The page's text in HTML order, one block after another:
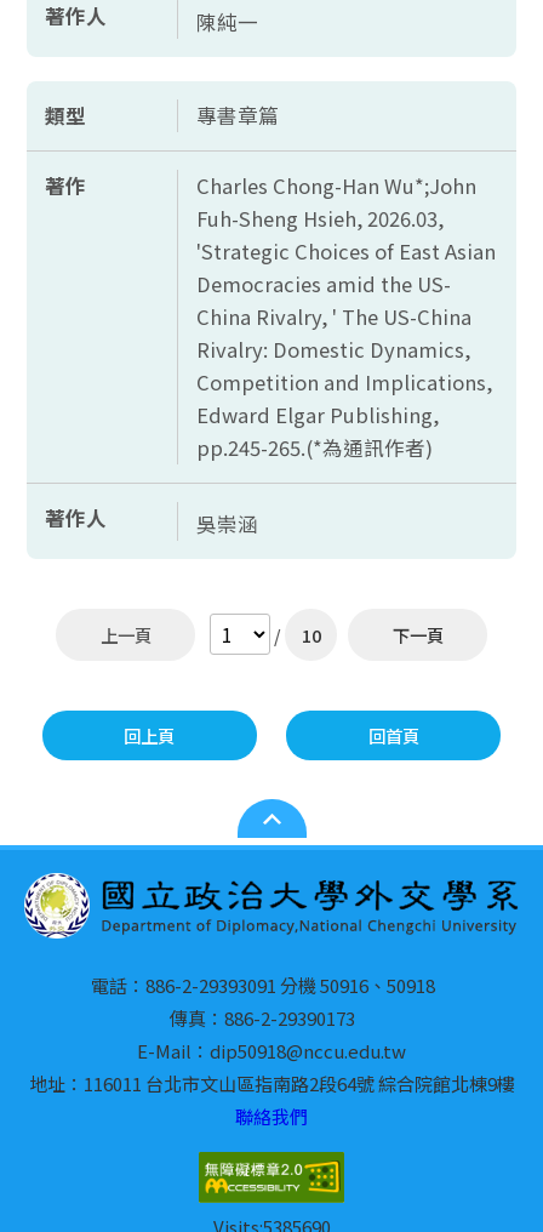
著作人 陳純一
類型 專書章篇
著作
Charles Chong-Han Wu*;John
Fuh-Sheng Hsieh, 2026.03,
'Strategic Choices of East Asian
Democracies amid the US-
China Rivalry, ' The US-China
Rivalry: Domestic Dynamics,
Competition and Implications,
Edward Elgar Publishing,
pp.245-265.(*為通訊作者)
著作人 吳崇涵
上一頁 / 10 下一頁
回上頁 回首頁
電話：886-2-29393091 分機 50916、50918
傳真：886-2-29390173
E-Mail：dip50918@nccu.edu.tw
地址：116011 台北市文山區指南路2段64號 綜合院館北棟9樓
聯絡我們